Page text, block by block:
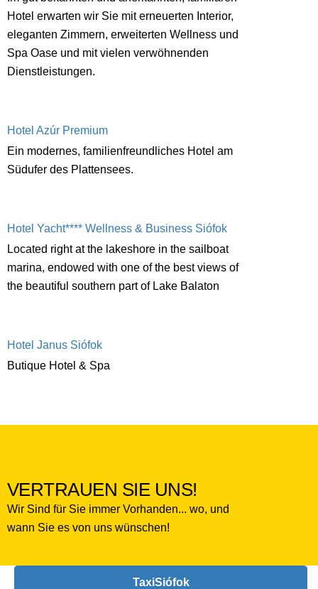
Hotel erwarten wir Sie mit erneuerten Interior,
eleganten Zimmern, erweiterten Wellness und
Spa Oase und mit vielen verwöhnenden
Dienstleistungen.
Hotel Azúr Premium
Ein modernes, familienfreundliches Hotel am
Südufer des Plattensees.
Hotel Yacht**** Wellness & Business Siófok
Located right at the lakeshore in the sailboat
marina, endowed with one of the best views of
the beautiful southern part of Lake Balaton
Hotel Janus Siófok
Butique Hotel & Spa
VERTRAUEN SIE UNS!
Wir Sind für Sie immer Vorhanden... wo, und
wann Sie es von uns wünschen!
TaxiSiófok